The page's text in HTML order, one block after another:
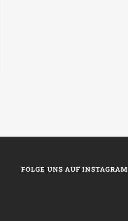
FOLGE UNS AUF INSTAGRAM